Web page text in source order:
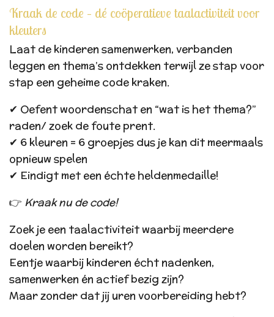
e
Kraak de code – dé coöperatieve taalactiviteit voor
kleuters
Laat de kinderen samenwerken, verbanden
leggen en thema’s ontdekken terwijl ze stap voor
stap een geheime code kraken.
✔ Oefent woordenschat en “wat is het thema?”
raden/ zoek de foute prent.
✔ 6 kleuren = 6 groepjes dus je kan dit meermaals
opnieuw spelen
✔ Eindigt met een échte heldenmedaille!
👉 Kraak nu de code!
Zoek je een taalactiviteit waarbij meerdere
doelen worden bereikt?
Eentje waarbij kinderen écht nadenken,
samenwerken én actief bezig zijn?
Maar zonder dat jij uren voorbereiding hebt?